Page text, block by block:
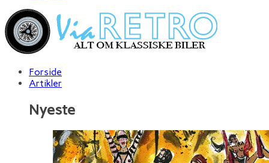
Forside
Artikler
Nyeste